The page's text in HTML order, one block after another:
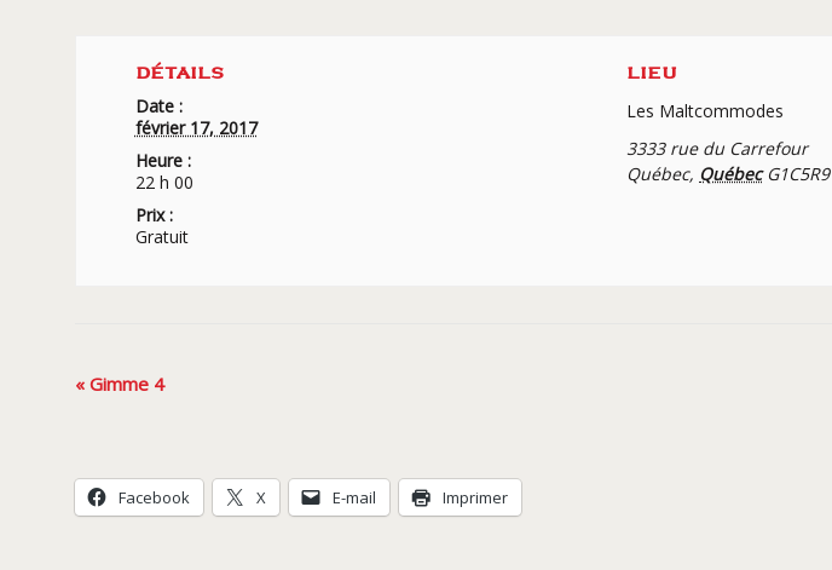
DÉTAILS
Date :
février 17, 2017
Heure :
22 h 00
Prix :
Gratuit
LIEU
Les Maltcommodes
3333 rue du Carrefour
Québec, Québec G1C5R9
Navigation
« Gimme 4
Facebook X E-mail Imprimer